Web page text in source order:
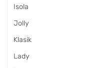
Isola
Jolly
Klasik
Lady